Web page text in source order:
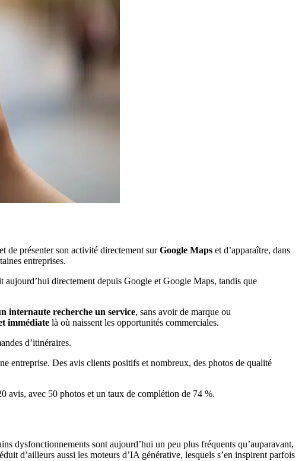
de présenter son activité directement surGoogle Maps et d’apparaître, dans
entreprises.
directement depuis Google et Google Maps, tandis que
internaute recherche un service, sans avoir de marque ou
immédiate là où naissent les opportunités commerciales.
d’itinéraires.
entreprise. Des avis clients positifs et nombreux, des photos de qualité
avis, avec 50 photos et un taux de complétion de 74 %.
dysfonctionnements sont aujourd’hui un peu plus fréquents qu’auparavant,
d’ailleurs aussi les moteurs d’IA générative, lesquels s’en inspirent parfois